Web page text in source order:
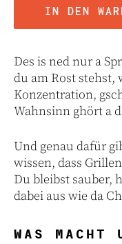
IN DEN
Des is ned nur a
du am Rost stehst,
Konzentration,
Wahnsinn ghört a
Und genau dafür
wissen, dass
Du bleibst sauber,
dabei aus wie da
WAS MACHT